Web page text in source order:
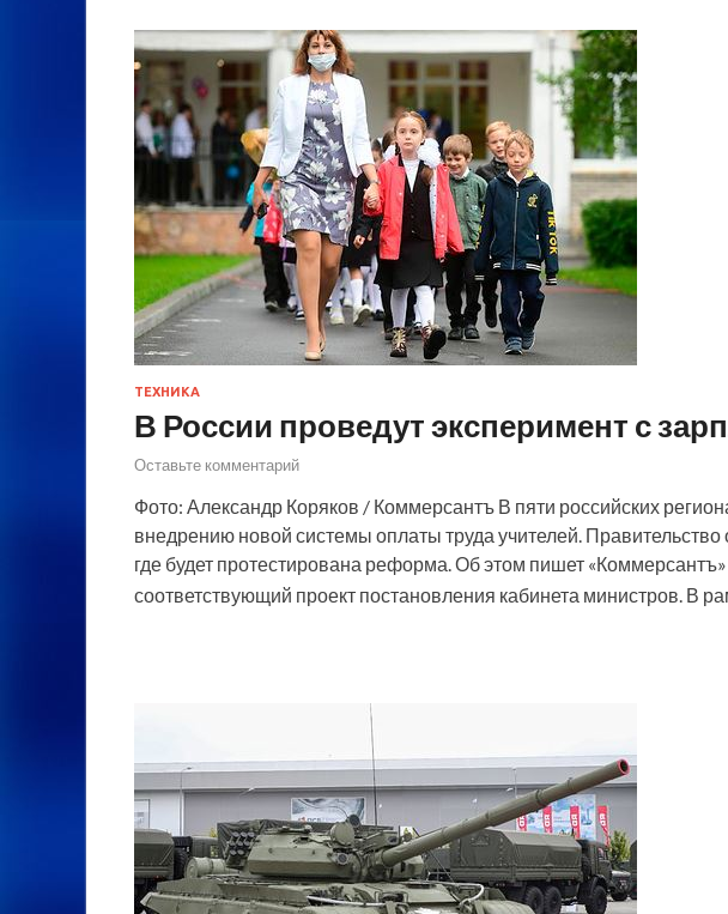
ТЕХНИКА
В России проведут эксперимент с
Оставьте комментарий
Фото: Александр Коряков / Коммерсантъ В пяти российских
внедрению новой системы оплаты труда учителей. Правительство
где будет протестирована реформа. Об этом пишет
соответствующий проект постановления кабинета министров. В